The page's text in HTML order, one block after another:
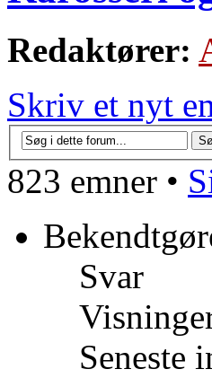
Redaktører:
Skriv et nyt
823 emner •
Svar
Seneste